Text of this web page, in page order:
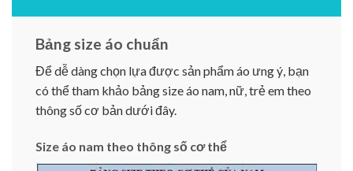
Bảng size áo chuẩn
Để dễ dàng chọn lựa được sản phẩm áo ưng ý, bạn
có thể tham khảo bảng size áo nam, nữ, trẻ em theo
thông số cơ bản dưới đây.
Size áo nam theo thông số cơ thể